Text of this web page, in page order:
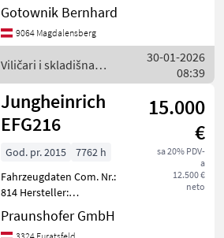
Bauart:Elektro 3 Rad-
Stapler Antriebsart:Elektro
Tragkraft:2000 kg
Baujahr:2016 St
Gotownik Bernhard
9064 Magdalensberg
Viličari i skladišna
tehnika / Still
30-01-2026
08:39
Jungheinrich
EFG216
15.000
€
sa 20% PDV-
a
12.500 €
neto
God. pr. 2015
7762 h
Fahrzeugdaten Com. Nr.:
814 Hersteller:
Jungheinrich Typ: EFG216
Bauart: Frontstapler
Praunshofer GmbH